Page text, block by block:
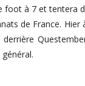
foot à 7 et tentera
de France. Hier